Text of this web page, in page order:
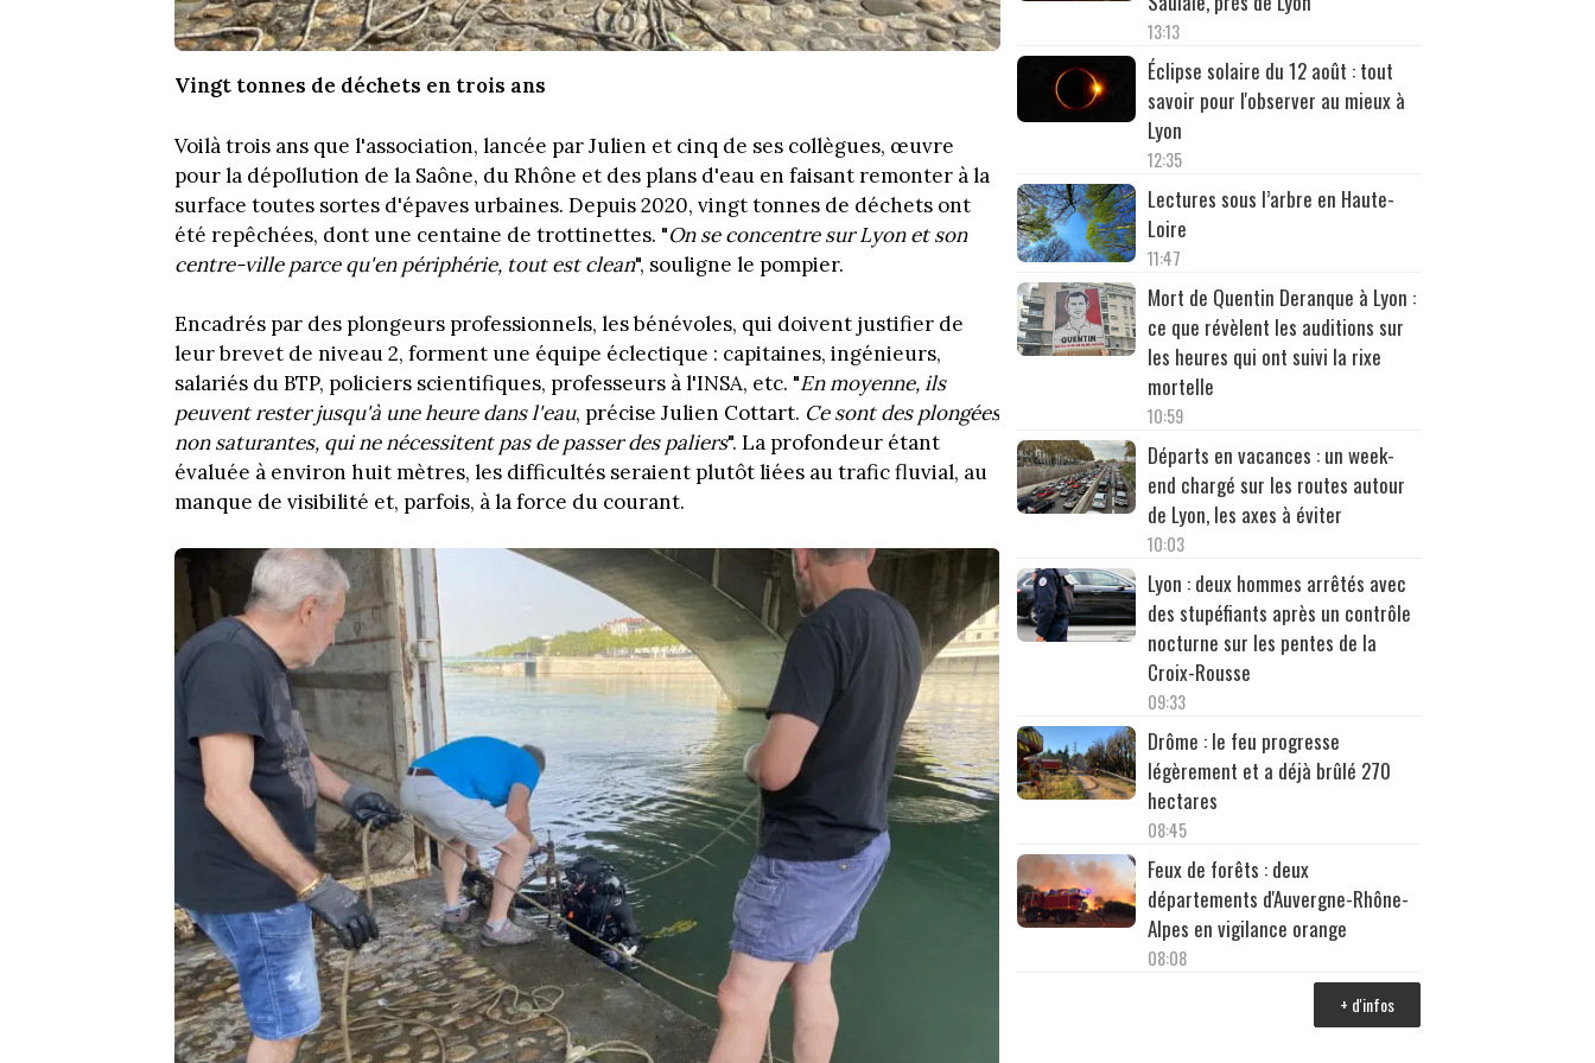
Vingt tonnes de déchets en trois ans
Voilà trois ans que l'association, lancée par Julien et cinq de ses collègues, œuvre
pour la dépollution de la Saône, du Rhône et des plans d'eau en faisant remonter à la
surface toutes sortes d'épaves urbaines. Depuis 2020, vingt tonnes de déchets ont
été repêchées, dont une centaine de trottinettes. "On se concentre sur Lyon et son
centre-ville parce qu'en périphérie, tout est clean", souligne le pompier.
Encadrés par des plongeurs professionnels, les bénévoles, qui doivent justifier de
leur brevet de niveau 2, forment une équipe éclectique : capitaines, ingénieurs,
salariés du BTP, policiers scientifiques, professeurs à l'INSA, etc. "En moyenne, ils
peuvent rester jusqu'à une heure dans l'eau, précise Julien Cottart. Ce sont des plongées
non saturantes, qui ne nécessitent pas de passer des paliers". La profondeur étant
évaluée à environ huit mètres, les difficultés seraient plutôt liées au trafic fluvial, au
manque de visibilité et, parfois, à la force du courant.
13:13
Éclipse solaire du 12 août : tout
savoir pour l'observer au mieux à
Lyon
12:35
Lectures sous l’arbre en Haute-
Loire
11:47
Mort de Quentin Deranque à Lyon :
ce que révèlent les auditions sur
les heures qui ont suivi la rixe
mortelle
10:59
Départs en vacances : un week-
end chargé sur les routes autour
de Lyon, les axes à éviter
10:03
Lyon : deux hommes arrêtés avec
des stupéfiants après un contrôle
nocturne sur les pentes de la
Croix-Rousse
09:33
Drôme : le feu progresse
légèrement et a déjà brûlé 270
hectares
08:45
Feux de forêts : deux
départements d'Auvergne-Rhône-
Alpes en vigilance orange
08:08
+ d'infos